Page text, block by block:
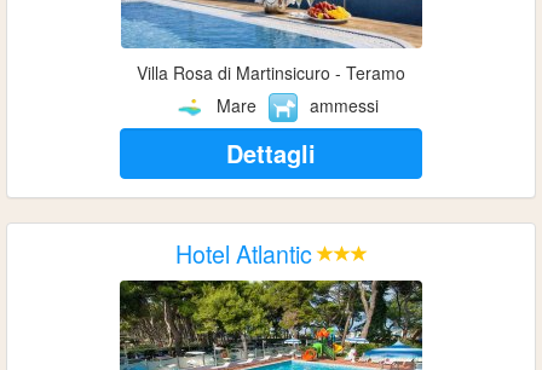
Villa Rosa di Martinsicuro - Teramo
Mare
ammessi
Dettagli
Hotel Atlantic